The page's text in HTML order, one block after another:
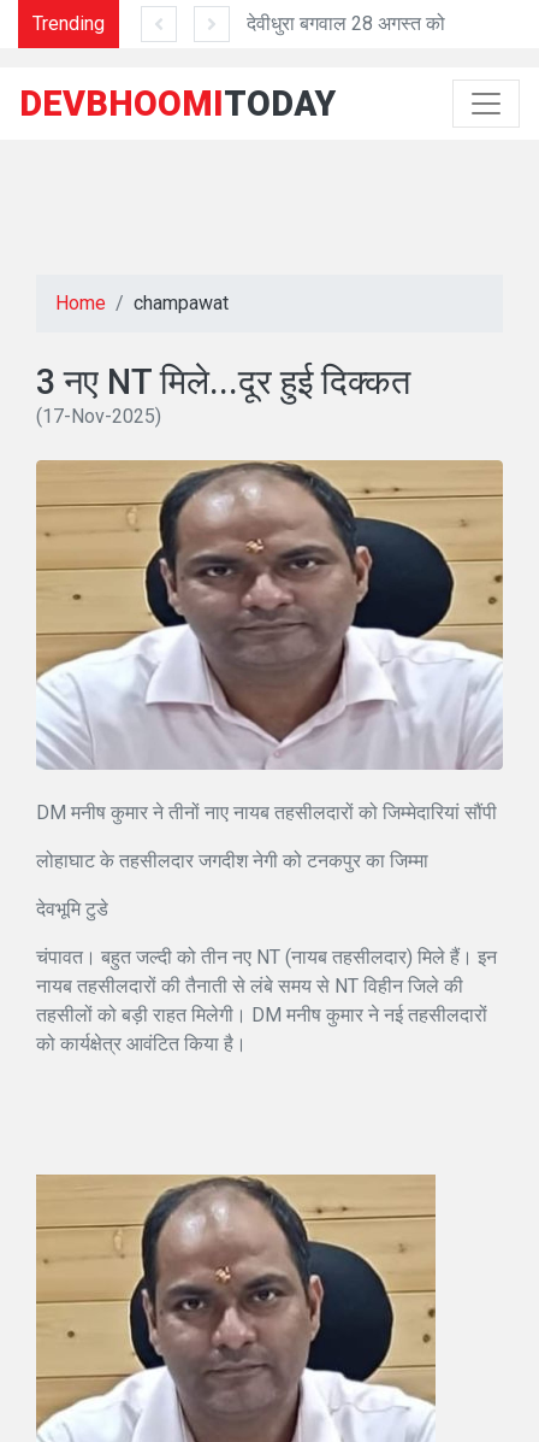
Trending
लिए देवीधुरा बगवाल 28 अगस्त को
DEVBHOOMITODAY
Home champawat
3 नए NT मिले...दूर हुई दिक्कत
(17-Nov-2025)
DM मनीष कुमार ने तीनों नाए नायब तहसीलदारों को जिम्मेदारियां सौंपी
लोहाघाट के तहसीलदार जगदीश नेगी को टनकपुर का जिम्मा
देवभूमि टुडे
चंपावत। बहुत जल्दी को तीन नए NT (नायब तहसीलदार) मिले हैं। इन
नायब तहसीलदारों की तैनाती से लंबे समय से NT विहीन जिले की
तहसीलों को बड़ी राहत मिलेगी। DM मनीष कुमार ने नई तहसीलदारों
को कार्यक्षेत्र आवंटित किया है।